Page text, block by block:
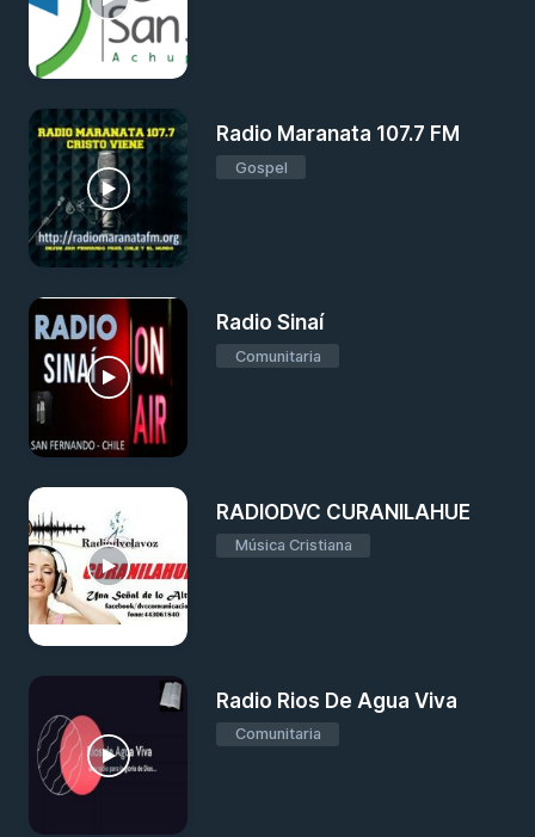
Radio Maranata 107.7 FM
Gospel
Radio Sinaí
Comunitaria
RADIODVC CURANILAHUE
Música Cristiana
Radio Rios De Agua Viva
Comunitaria